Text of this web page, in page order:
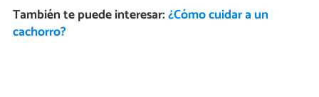
También te puede interesar:¿Cómo cuidar a un
cachorro?